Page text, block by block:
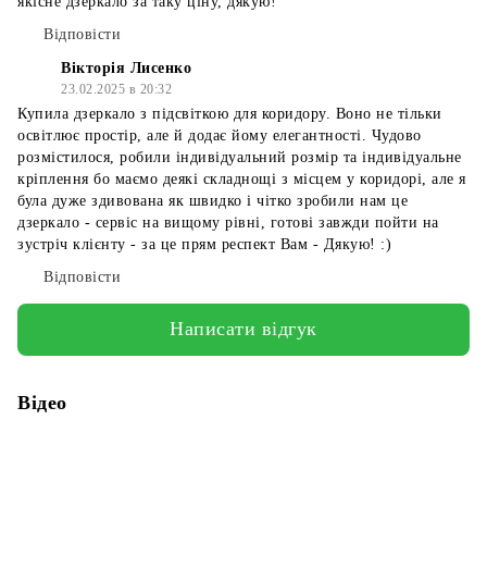
Відповісти
Вікторія Лисенко
23.02.2025 в 20:32
Купила дзеркало з підсвіткою для коридору. Воно не тільки
освітлює простір, але й додає йому елегантності. Чудово
розмістилося, робили індивідуальний розмір та індивідуальне
кріплення бо маємо деякі складнощі з місцем у коридорі, але я
була дуже здивована як швидко і чітко зробили нам це
дзеркало - сервіс на вищому рівні, готові завжди пойти на
зустріч клієнту - за це прям респект Вам - Дякую! :)
Відповісти
Написати відгук
Відео